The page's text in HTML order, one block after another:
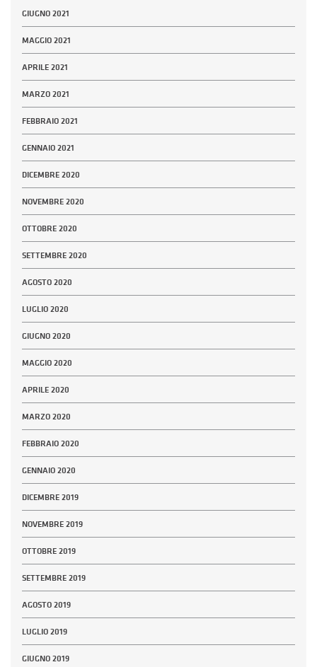
GIUGNO 2021
MAGGIO 2021
APRILE 2021
MARZO 2021
FEBBRAIO 2021
GENNAIO 2021
DICEMBRE 2020
NOVEMBRE 2020
OTTOBRE 2020
SETTEMBRE 2020
AGOSTO 2020
LUGLIO 2020
GIUGNO 2020
MAGGIO 2020
APRILE 2020
MARZO 2020
FEBBRAIO 2020
GENNAIO 2020
DICEMBRE 2019
NOVEMBRE 2019
OTTOBRE 2019
SETTEMBRE 2019
AGOSTO 2019
LUGLIO 2019
GIUGNO 2019